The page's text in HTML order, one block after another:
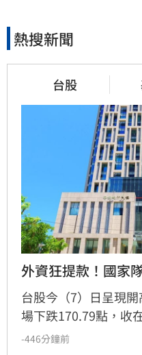
熱搜新聞
台股
外資狂提款！國家
台股今（7）日呈現
場下跌170.79點，收
逾8,192億元。金融股
-446分鐘前